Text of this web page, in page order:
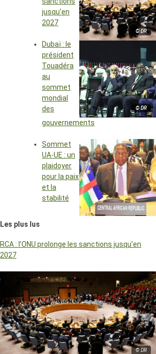
© DR
jusqu’en
2027
© DR
Dubaï : le
président
Touadéra
au
sommet
mondial
des
gouvernements
Sommet
UA-UE : un
plaidoyer
pour la paix
et la
stabilité
Les plus lus
RCA : l’ONU prolonge les sanctions jusqu’en
2027
© DR